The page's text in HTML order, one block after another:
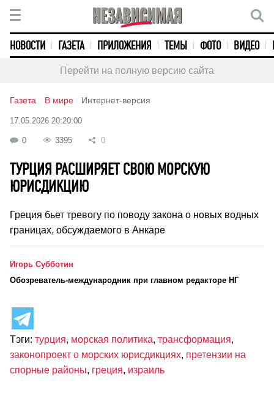
НОВОСТИ ГАЗЕТА ПРИЛОЖЕНИЯ ТЕМЫ ФОТО ВИДЕО
Перейти на полную версию сайта
Газета В мире Интернет-версия
17.05.2026 20:20:00
0 3395 0
ТУРЦИЯ РАСШИРЯЕТ СВОЮ МОРСКУЮ
ЮРИСДИКЦИЮ
Греция бьет тревогу по поводу закона о новых водных
границах, обсуждаемого в Анкаре
Игорь Субботин
Обозреватель-международник при главном редакторе НГ
Тэги: турция, морская политика, трансформация,
законопроект о морских юрисдикциях, претензии на
спорные районы, греция, израиль